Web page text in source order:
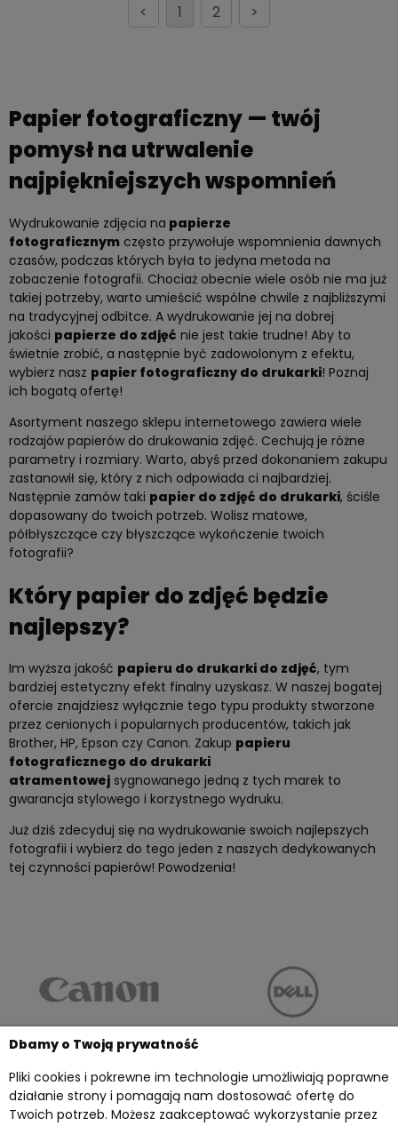
< 1 2 >
Papier fotograficzny — twój
pomysł na utrwalenie
najpiękniejszych wspomnień
Wydrukowanie zdjęcia na papierze
fotograficznym często przywołuje wspomnienia dawnych
czasów, podczas których była to jedyna metoda na
zobaczenie fotografii. Chociaż obecnie wiele osób nie ma już
takiej potrzeby, warto umieścić wspólne chwile z najbliższymi
na tradycyjnej odbitce. A wydrukowanie jej na dobrej
jakości papierze do zdjęć nie jest takie trudne! Aby to
świetnie zrobić, a następnie być zadowolonym z efektu,
wybierz nasz papier fotograficzny do drukarki! Poznaj
ich bogatą ofertę!
Asortyment naszego sklepu internetowego zawiera wiele
rodzajów papierów do drukowania zdjęć. Cechują je różne
parametry i rozmiary. Warto, abyś przed dokonaniem zakupu
zastanowił się, który z nich odpowiada ci najbardziej.
Następnie zamów taki papier do zdjęć do drukarki, ściśle
dopasowany do twoich potrzeb. Wolisz matowe,
półbłyszczące czy błyszczące wykończenie twoich
fotografii?
Który papier do zdjęć będzie
najlepszy?
Im wyższa jakość papieru do drukarki do zdjęć, tym
bardziej estetyczny efekt finalny uzyskasz. W naszej bogatej
ofercie znajdziesz wyłącznie tego typu produkty stworzone
przez cenionych i popularnych producentów, takich jak
Brother, HP, Epson czy Canon. Zakup papieru
fotograficznego do drukarki
atramentowej sygnowanego jedną z tych marek to
gwarancja stylowego i korzystnego wydruku.
Już dziś zdecyduj się na wydrukowanie swoich najlepszych
fotografii i wybierz do tego jeden z naszych dedykowanych
tej czynności papierów! Powodzenia!
Dbamy o Twoją prywatność
Pliki cookies i pokrewne im technologie umożliwiają poprawne
działanie strony i pomagają nam dostosować ofertę do
Twoich potrzeb. Możesz zaakceptować wykorzystanie przez